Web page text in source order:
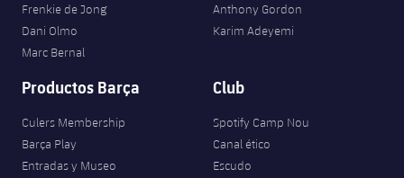
Frenkie de Jong
Dani Olmo
Marc Bernal
Anthony Gordon
Karim Adeyemi
Productos Barça
Culers Membership
Barça Play
Entradas y Museo
Club
Spotify Camp Nou
Canal ético
Escudo